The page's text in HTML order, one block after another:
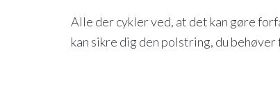
Alle der cykler ved, at det kan gøre
kan sikre dig den polstring, du